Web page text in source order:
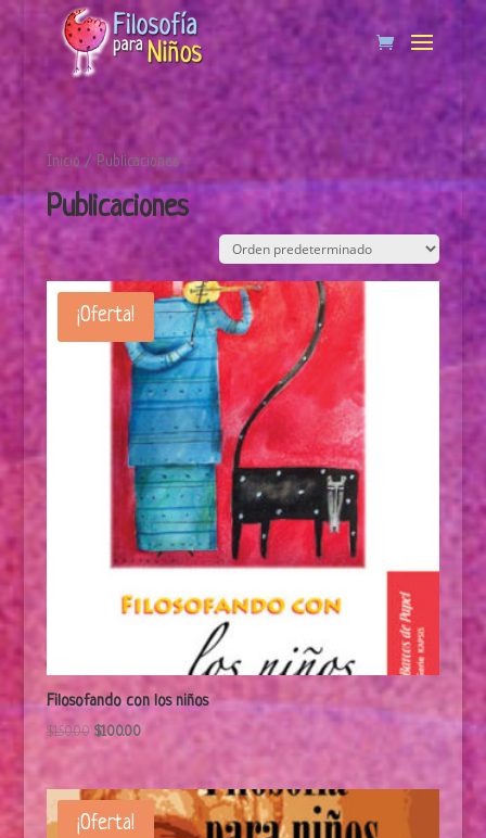
Inicio / Publicaciones
Publicaciones
¡Oferta!
Filosofando con los niños
$150.00 $100.00
¡Oferta!